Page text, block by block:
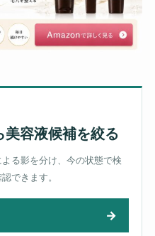
美容液候補を絞る
る影を分け、今の状態で検
できます。
→